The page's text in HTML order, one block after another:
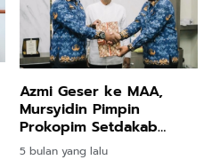
Azmi Geser ke MAA,
Mursyidin Pimpin
Prokopim Setdakab
Bireuen
5 bulan yang lalu